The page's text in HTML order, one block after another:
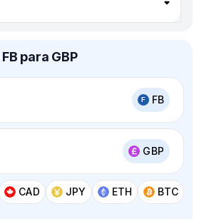
para GBP
FB
GBP
CAD JPY ETH BTC